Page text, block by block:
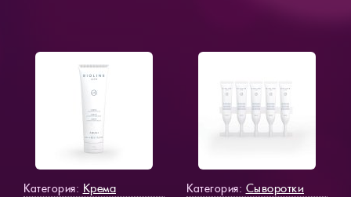
Категория: Крема Категория: Сыворотки